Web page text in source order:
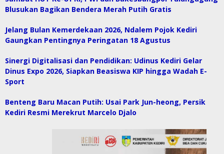
Blusukan Bagikan Bendera Merah Putih Gratis
Jelang Bulan Kemerdekaan 2026, Ndalem Pojok Kediri
Gaungkan Pentingnya Peringatan 18 Agustus
Sinergi Digitalisasi dan Pendidikan: Udinus Kediri Gelar
Dinus Expo 2026, Siapkan Beasiswa KIP hingga Wadah E-
Sport
Benteng Baru Macan Putih: Usai Park Jun-heong, Persik
Kediri Resmi Merekrut Marcelo Djalo